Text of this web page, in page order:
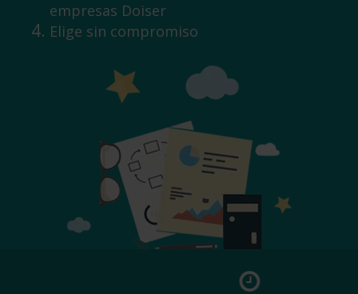
empresas Doiser
Elige sin compromiso